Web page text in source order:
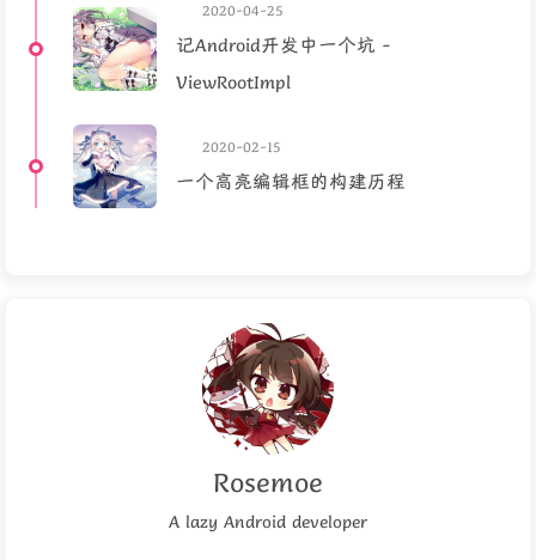
2020-04-25
记Android开发中一个坑 -
ViewRootImpl
2020-02-15
一个高亮编辑框的构建历程
Rosemoe
A lazy Android developer